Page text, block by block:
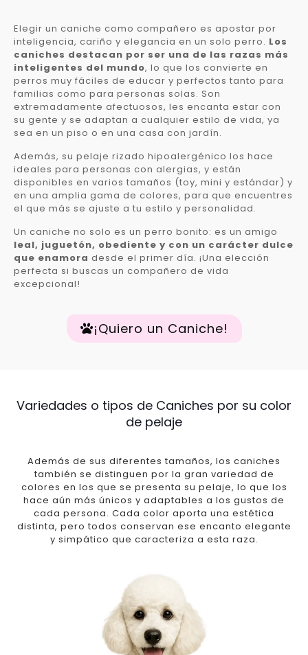
Elegir un caniche como compañero es apostar por
inteligencia, cariño y elegancia en un solo perro. Los
caniches destacan por ser una de las razas más
inteligentes del mundo, lo que los convierte en
perros muy fáciles de educar y perfectos tanto para
familias como para personas solas. Son
extremadamente afectuosos, les encanta estar con
su gente y se adaptan a cualquier estilo de vida, ya
sea en un piso o en una casa con jardín.
Además, su pelaje rizado hipoalergénico los hace
ideales para personas con alergias, y están
disponibles en varios tamaños (toy, mini y estándar) y
en una amplia gama de colores, para que encuentres
el que más se ajuste a tu estilo y personalidad.
Un caniche no solo es un perro bonito: es un amigo
leal, juguetón, obediente y con un carácter dulce
que enamora desde el primer día. ¡Una elección
perfecta si buscas un compañero de vida
excepcional!
¡Quiero un Caniche!
Variedades o tipos de Caniches por su color
de pelaje
Además de sus diferentes tamaños, los caniches
también se distinguen por la gran variedad de
colores en los que se presenta su pelaje, lo que los
hace aún más únicos y adaptables a los gustos de
cada persona. Cada color aporta una estética
distinta, pero todos conservan ese encanto elegante
y simpático que caracteriza a esta raza.